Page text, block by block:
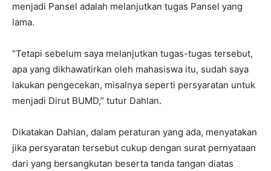
menjadi Pansel adalah melanjutkan tugas Pansel yang
lama.
“Tetapi sebelum saya melanjutkan tugas-tugas tersebut,
apa yang dikhawatirkan oleh mahasiswa itu, sudah saya
lakukan pengecekan, misalnya seperti persyaratan untuk
menjadi Dirut BUMD,” tutur Dahlan.
Dikatakan Dahlan, dalam peraturan yang ada, menyatakan
jika persyaratan tersebut cukup dengan surat pernyataan
dari yang bersangkutan beserta tanda tangan diatas